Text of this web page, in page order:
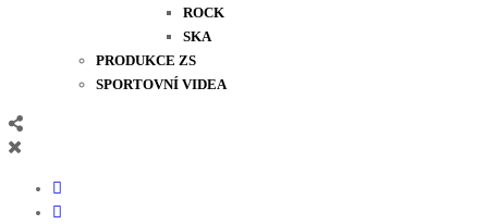
ROCK
SKA
PRODUKCE ZS
SPORTOVNÍ VIDEA